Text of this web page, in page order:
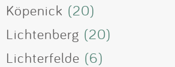
Köpenick (20)
Lichtenberg (20)
Lichterfelde (6)